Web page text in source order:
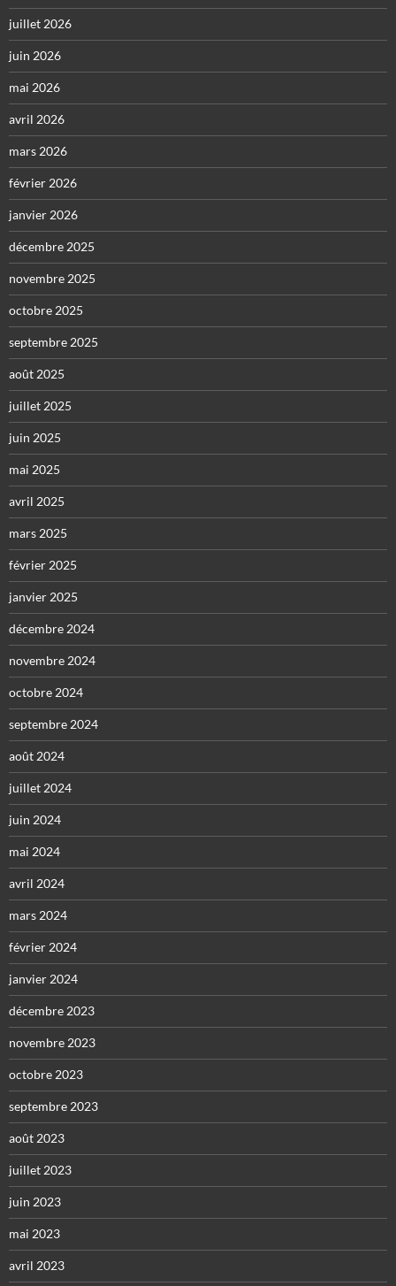
juillet 2026
juin 2026
mai 2026
avril 2026
mars 2026
février 2026
janvier 2026
décembre 2025
novembre 2025
octobre 2025
septembre 2025
août 2025
juillet 2025
juin 2025
mai 2025
avril 2025
mars 2025
février 2025
janvier 2025
décembre 2024
novembre 2024
octobre 2024
septembre 2024
août 2024
juillet 2024
juin 2024
mai 2024
avril 2024
mars 2024
février 2024
janvier 2024
décembre 2023
novembre 2023
octobre 2023
septembre 2023
août 2023
juillet 2023
juin 2023
mai 2023
avril 2023